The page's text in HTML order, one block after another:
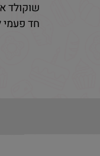
שוקולד
חד פעמי